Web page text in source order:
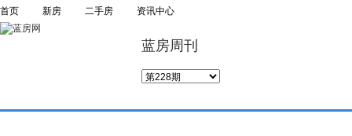
首页 新房 二手房 资讯中心
蓝房周刊